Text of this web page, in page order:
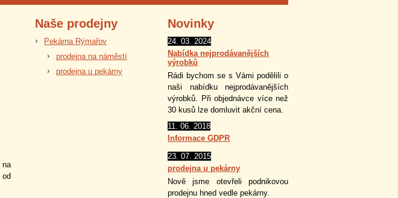
Naše prodejny
Pekárna Rýmařov
prodejna na náměstí
prodejna u pekárny
Novinky
24. 03. 2024
Nabídka nejprodávanějších
výrobků
Rádi bychom se s Vámi podělili o
naši nabídku nejprodávanějších
výrobků. Při objednávce více než
30 kusů lze domluvit akční cena.
11. 06. 2018
Informace GDPR
23. 07. 2015
prodejna u pekárny
Nově jsme otevřeli podnikovou
prodejnu hned vedle pekárny.